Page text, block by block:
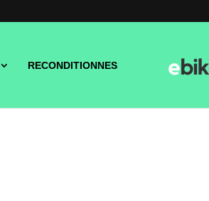
RECONDITIONNES